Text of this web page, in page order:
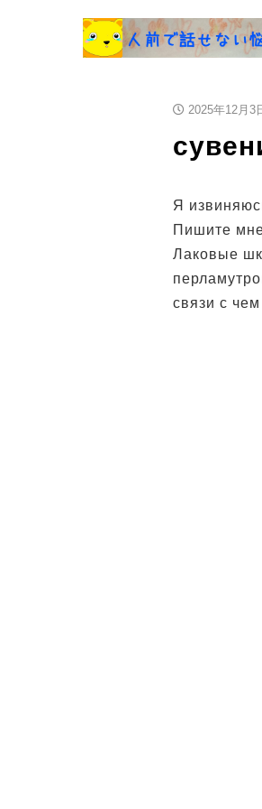
2025年12月3
Я
Пишите
Лаковые
связи с